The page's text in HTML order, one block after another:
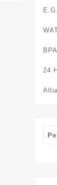
24